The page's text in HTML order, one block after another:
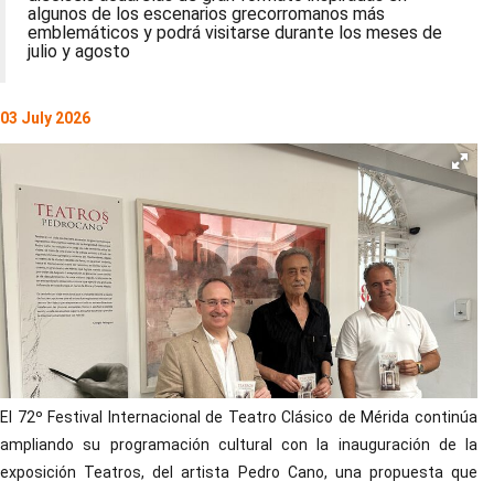
algunos de los escenarios grecorromanos más
emblemáticos y podrá visitarse durante los meses de
julio y agosto
03 July 2026
El 72º Festival Internacional de Teatro Clásico de Mérida continúa
ampliando su programación cultural con la inauguración de la
exposición Teatros, del artista Pedro Cano, una propuesta que